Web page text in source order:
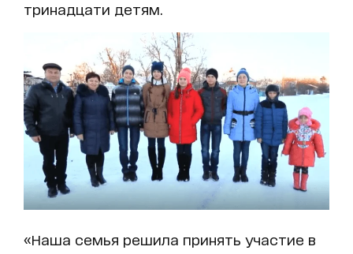
тринадцати детям.
«Наша семья решила принять участие в